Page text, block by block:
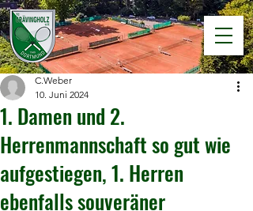
1. Damen und 2.
Herrenmannschaft so gut wie
aufgestiegen, 1. Herren
ebenfalls souveräner
C.Weber
10. Juni 2024